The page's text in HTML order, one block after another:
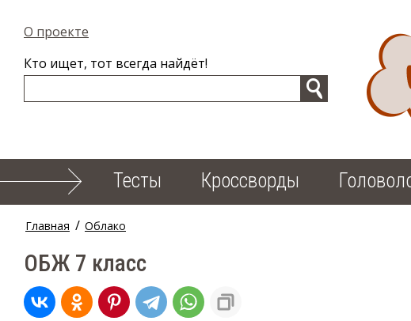
О проекте
Кто ищет, тот всегда найдёт!
Тесты Кроссворды
Главная / Облако
ОБЖ 7 класс